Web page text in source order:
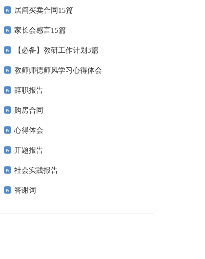
居间买卖合同15篇
家长会感言15篇
【必备】教研工作计划3篇
教师师德师风学习心得体会
辞职报告
购房合同
心得体会
开题报告
社会实践报告
答谢词